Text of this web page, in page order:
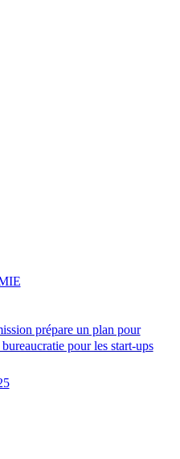
prépare un plan pour
pour les start-ups